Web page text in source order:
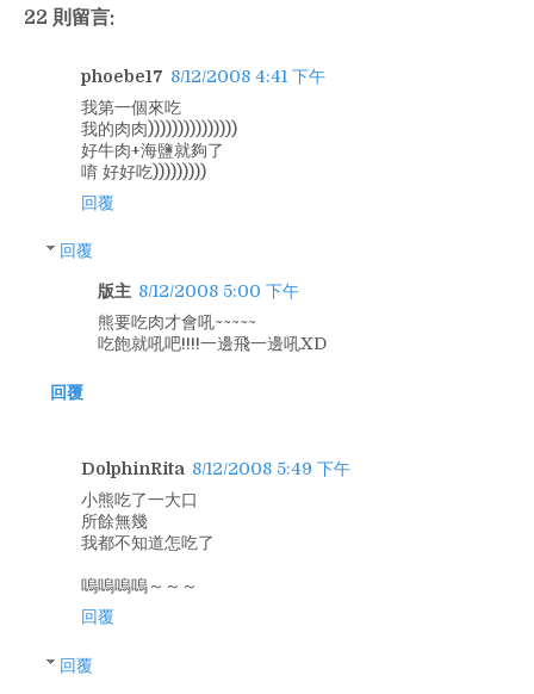
22 則留言:
phoebe17 8/12/2008 4:41 下午
我第一個來吃
我的肉肉)))))))))))))))
好牛肉+海鹽就夠了
唷 好好吃)))))))))
回覆
回覆
版主 8/12/2008 5:00 下午
熊要吃肉才會吼~~~~~
吃飽就吼吧!!!!一邊飛一邊吼XD
回覆
DolphinRita 8/12/2008 5:49 下午
小熊吃了一大口
所餘無幾
我都不知道怎吃了
嗚嗚嗚嗚～～～
回覆
回覆